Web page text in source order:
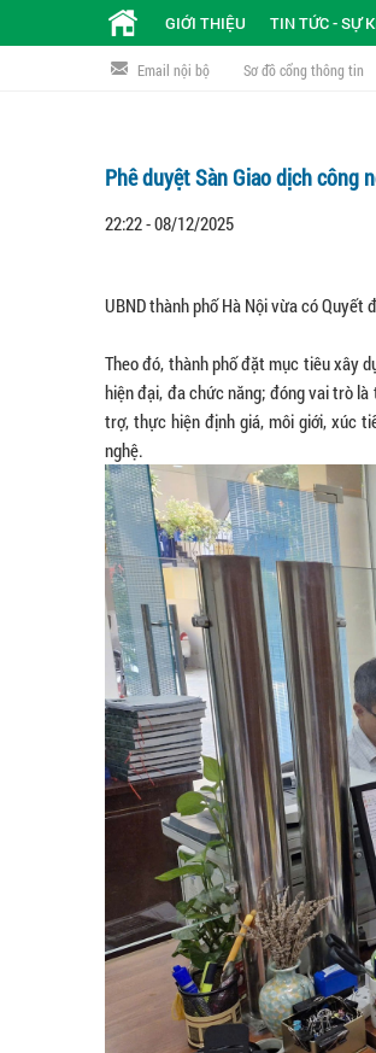
GIỚI THIỆU TIN TỨC - SỰ
Email nội bộ Sơ đồ cổng thông tin
Phê duyệt Sàn Giao dịch công
22:22 - 08/12/2025
UBND thành phố Hà Nội vừa có Quyết
Theo đó, thành phố đặt mục tiêu xây
hiện đại, đa chức năng; đóng vai trò
trợ, thực hiện định giá, môi giới, xúc
nghệ.